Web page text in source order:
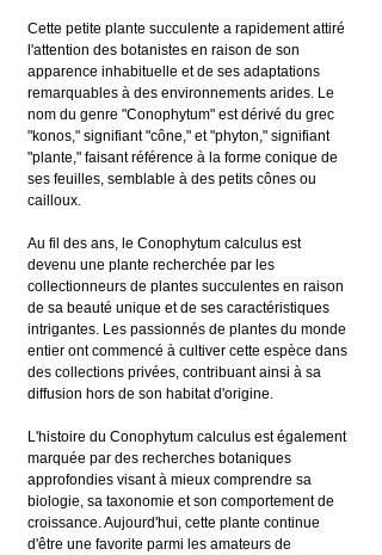
Cette petite plante succulente a rapidement attiré
l'attention des botanistes en raison de son
apparence inhabituelle et de ses adaptations
remarquables à des environnements arides. Le
nom du genre "Conophytum" est dérivé du grec
"konos," signifiant "cône," et "phyton," signifiant
"plante," faisant référence à la forme conique de
ses feuilles, semblable à des petits cônes ou
cailloux.
Au fil des ans, le Conophytum calculus est
devenu une plante recherchée par les
collectionneurs de plantes succulentes en raison
de sa beauté unique et de ses caractéristiques
intrigantes. Les passionnés de plantes du monde
entier ont commencé à cultiver cette espèce dans
des collections privées, contribuant ainsi à sa
diffusion hors de son habitat d'origine.
L'histoire du Conophytum calculus est également
marquée par des recherches botaniques
approfondies visant à mieux comprendre sa
biologie, sa taxonomie et son comportement de
croissance. Aujourd'hui, cette plante continue
d'être une favorite parmi les amateurs de